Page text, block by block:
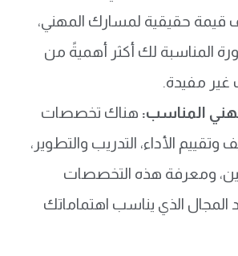
قيمة حقيقية لمسارك المهني،
المناسبة لك أكثر أهميةً من
غير مفيدة.
المناسب: هناك تخصصات
الأداء، التدريب والتطوير،
ومعرفة هذه التخصصات
الذي يناسب اهتماماتك